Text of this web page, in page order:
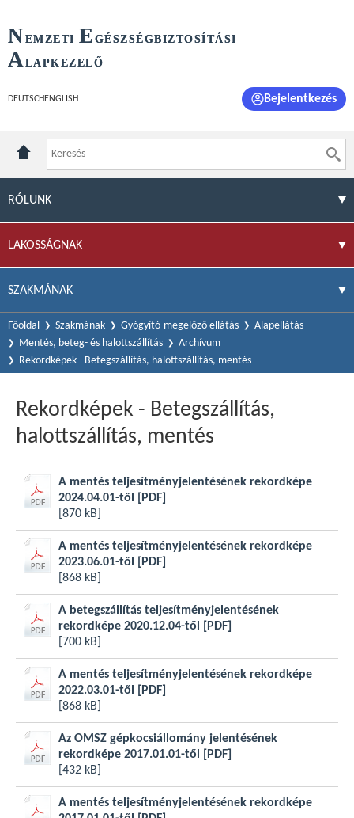
NEMZETI E GÉSZSÉGBIZTOSÍTÁSI
ALAPKEZELŐ
DEUTSCH ENGLISH Bejelentkezés
RÓLUNK
LAKOSSÁGNAK
SZAKMÁNAK
Főoldal Szakmának Gyógyító-megelőző ellátás
Alapellátás
Mentés, beteg- és halottszállítás
Archívum
Rekordképek - Betegszállítás, halottszállítás, mentés
Rekordképek - Betegszállítás,
halottszállítás, mentés
A mentés teljesítményjelentésének rekordképe
2024.04.01-től
[PDF]
[870 kB]
A mentés teljesítményjelentésének rekordképe
2023.06.01-től
[PDF]
[868 kB]
A betegszállítás teljesítményjelentésének
rekordképe 2020.12.04-től
[PDF]
[700 kB]
A mentés teljesítményjelentésének rekordképe
2022.03.01-től
[PDF]
[868 kB]
Az OMSZ gépkocsiállomány jelentésének
rekordképe 2017.01.01-től
[PDF]
[432 kB]
A mentés teljesítményjelentésének rekordképe